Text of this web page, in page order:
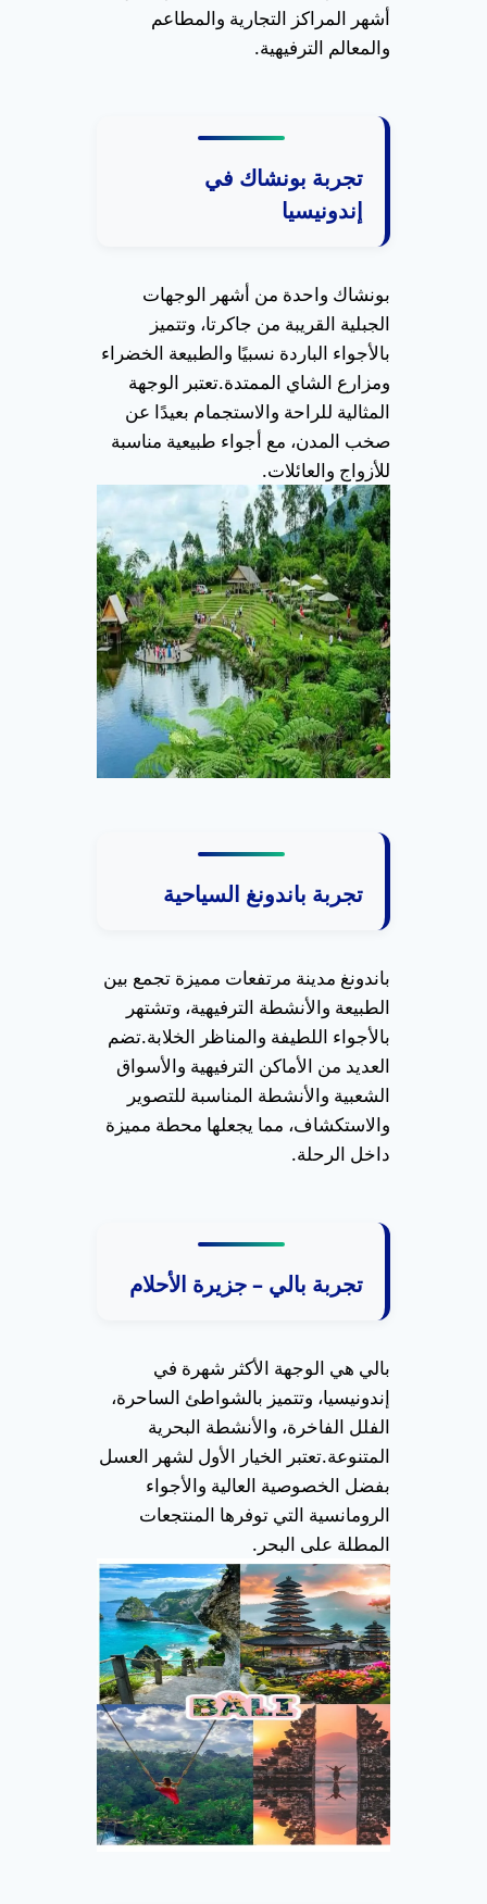
أشهر المراكز التجارية والمطاعم
والمعالم الترفيهية.
تجربة بونشاك في
إندونيسيا
بونشاك واحدة من أشهر الوجهات
الجبلية القريبة من جاكرتا، وتتميز
بالأجواء الباردة نسبيًا والطبيعة الخضراء
ومزارع الشاي الممتدة.تعتبر الوجهة
المثالية للراحة والاستجمام بعيدًا عن
صخب المدن، مع أجواء طبيعية مناسبة
للأزواج والعائلات.
تجربة باندونغ السياحية
باندونغ مدينة مرتفعات مميزة تجمع بين
الطبيعة والأنشطة الترفيهية، وتشتهر
بالأجواء اللطيفة والمناظر الخلابة.تضم
العديد من الأماكن الترفيهية والأسواق
الشعبية والأنشطة المناسبة للتصوير
والاستكشاف، مما يجعلها محطة مميزة
داخل الرحلة.
تجربة بالي – جزيرة الأحلام
بالي هي الوجهة الأكثر شهرة في
إندونيسيا، وتتميز بالشواطئ الساحرة،
الفلل الفاخرة، والأنشطة البحرية
المتنوعة.تعتبر الخيار الأول لشهر العسل
بفضل الخصوصية العالية والأجواء
الرومانسية التي توفرها المنتجعات
المطلة على البحر.